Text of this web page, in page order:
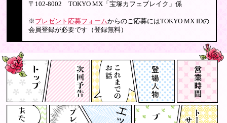
〒102-8002 TOKYO MX「宝塚カフェブレイク」係
※ プレゼント応募フォームからのご応募にはTOKYO MX IDの
会員登録が必要です（登録無料）